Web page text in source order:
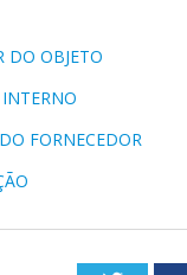
DO OBJETO
FORNECEDOR